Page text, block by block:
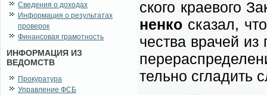
Сведения о доходах
Информация о результатах
проверок
Финансовая грамотность
ИНФОРМАЦИЯ ИЗ
ВЕДОМСТВ
Прокуратура
Управление ФСБ
ско­го кра­е­во­го
нен­ко ска­зал,
че­ства вра­чей
тель­но сгла­дить